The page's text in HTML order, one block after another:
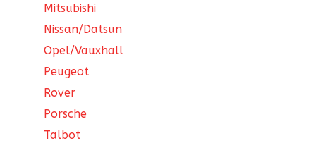
Mitsubishi
Nissan/Datsun
Opel/Vauxhall
Peugeot
Rover
Porsche
Talbot